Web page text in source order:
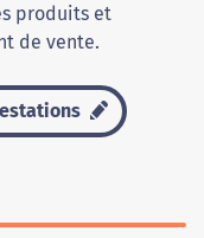
produits et
de vente.